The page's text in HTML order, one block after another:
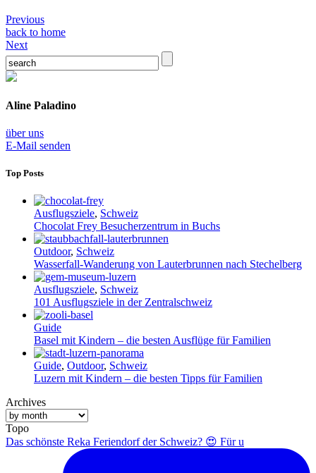
Previous
back to home
Next
Aline Paladino
über uns
E-Mail senden
Top Posts
Ausflugsziele, Schweiz
Chocolat Frey Besucherzentrum in Buchs
Outdoor, Schweiz
Wasserfall-Wanderung von Lauterbrunnen nach Stechelberg
Ausflugsziele, Schweiz
101 Ausflugsziele in der Zentralschweiz
Guide
Basel mit Kindern – die besten Ausflüge für Familien
Guide, Outdoor, Schweiz
Luzern mit Kindern – die besten Tipps für Familien
Archives
Topo
Das schönste Reka Feriendorf der Schweiz? 😍 Für u